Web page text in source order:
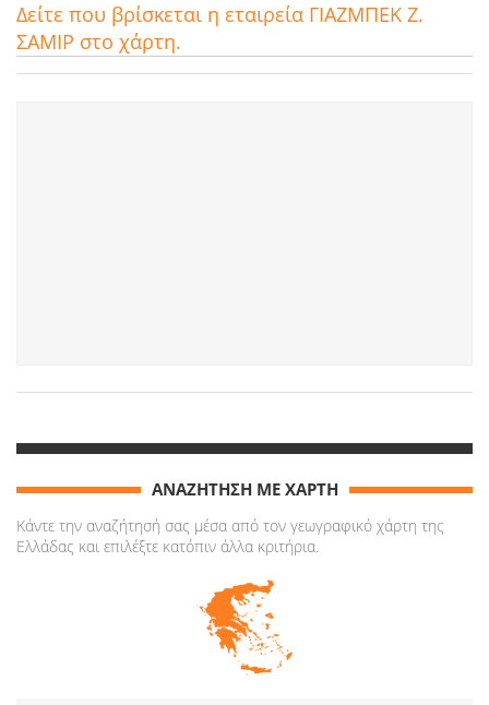
Δείτε που βρίσκεται η εταιρεία ΓΙΑΖΜΠΕΚ Ζ.
ΣΑΜΙΡ στο χάρτη.
ΑΝΑΖΗΤΗΣΗ ΜΕ ΧΑΡΤΗ
Κάντε την αναζήτησή σας μέσα από τον γεωγραφικό χάρτη της
Ελλάδας και επιλέξτε κατόπιν άλλα κριτήρια.